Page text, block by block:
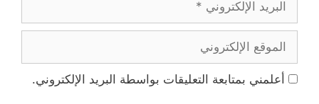
الإلكتروني
الموقع
الإلكتروني
أعلمني بمتابعة التعليقات بواسطة البريد الإلكتروني.